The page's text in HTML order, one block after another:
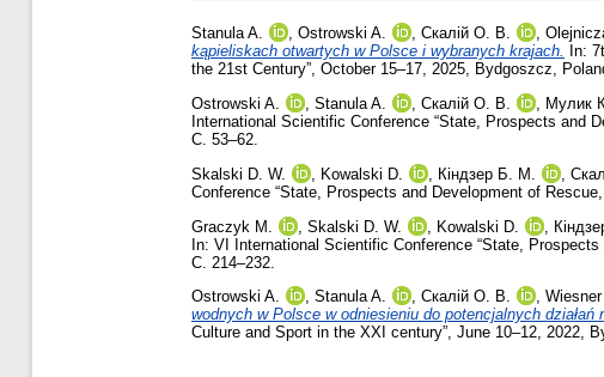
Stanula A. , Ostrowski A. , Скалій О. В. ,
kąpieliskach otwartych w Polsce i wybranych krajach.
In:
the 21st Century”, October 15–17, 2025, Bydgoszcz,
Ostrowski A.
, Stanula A. , Скалій О. В. , Мулик
International Scientific Conference “State, Prospects and
С. 53–62.
Skalski D. W.
Kowalski D. Кіндзер Б. М.
Conference “State, Prospects and Development of
Graczyk M.
Skalski D. W. Kowalski D.
In: VI International Scientific Conference “State,
С. 214–232.
Ostrowski A.
, Stanula A. , Скалій О. В. , Wiesner
wodnych w Polsce w odniesieniu do potencjalnych działań
Culture and Sport in the XXI century”, June 10–12, 2022,